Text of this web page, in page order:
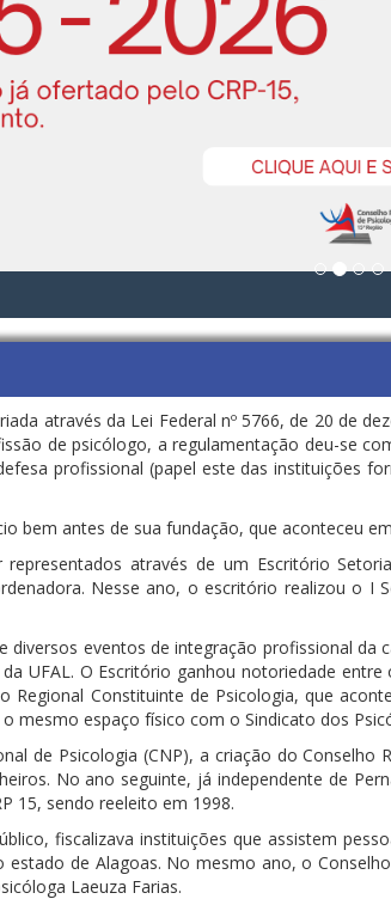
através da Lei Federal nº 5766, de 20 de
de psicólogo, a regulamentação deu-se
profissional (papel este das instituições
bem antes de sua fundação, que aconteceu
através de um Escritório
Nesse ano, o escritório realizou o
diversos eventos de integração profissional
UFAL. O Escritório ganhou notoriedade
Regional Constituinte de Psicologia, que
mesmo espaço físico com o Sindicato dos
de Psicologia (CNP), a criação do
No ano seguinte, já independente de
15, sendo reeleito em 1998.
fiscalizava instituições que assistem
de Alagoas. No mesmo ano, o
Laeuza Farias.